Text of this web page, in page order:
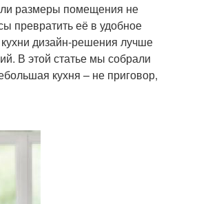
размеры помещения не
превратить её в удобное
дизайн-решения лучше
В этой статье мы собрали
кухня – не приговор,